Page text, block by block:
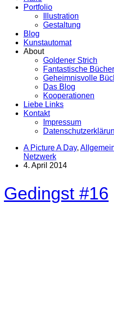
Portfolio
Illustration
Gestaltung
Blog
Kunstautomat
About
Goldener Strich
Fantastische
Geheimnisvolle
Das Blog
Kooperationen
Liebe Links
Kontakt
Impressum
A Picture A Day,
Netzwerk
4. April 2014
Gedingst #16